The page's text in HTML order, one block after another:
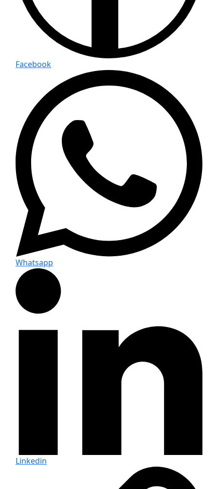
Facebook
Whatsapp
Linkedin